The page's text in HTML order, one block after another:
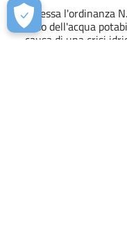
Emessa l'ordinanza
l'uso dell'acqua
causa di una crisi